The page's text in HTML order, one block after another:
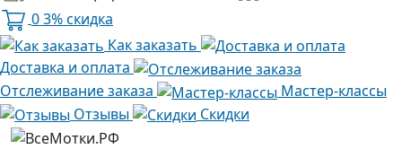
03% скидка
Как заказать
Доставка и оплата
Отслеживание заказа
Мастер-классы
Отзывы
Скидки